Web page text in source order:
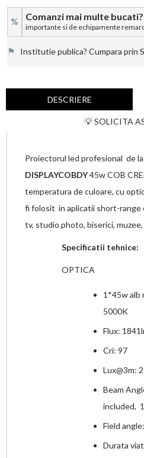
% Comanzi mai multe bucati?
importante si de echipamente
⚑ Institutie publica? Cumpara prin
DESCRIERE
💡 SOLICITA
Proiectorul led profesional de
DISPLAYCOBDY45w COB
temperatura de culoare, cu
fi folosit in aplicatii short-range
tv, studio photo, biserici,
Specificatii tehnice:
OPTICA
1*45w alb
5000K
Flux:
Cri: 97
Beam
included,
Field
Durata